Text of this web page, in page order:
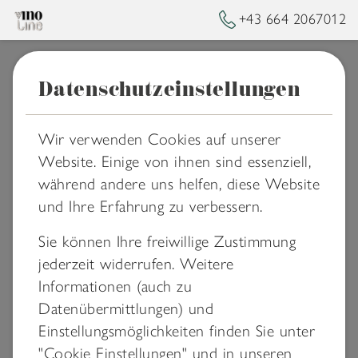
+43 664 2067012
➥ZURÜCK ZUR STARTSEITE
Für Gastronomie
Schaffe
Erinnerungswerte
Von Dir bis Daheim, durch wertvolle
Zusatzverkäufe in Deinem Hotel Online
Shop.
Datenschutzeinstellungen
Wir verwenden Cookies auf unserer
Website. Einige von ihnen sind essenziell,
während andere uns helfen, diese Website
und Ihre Erfahrung zu verbessern.
Sie können Ihre freiwillige Zustimmung
jederzeit widerrufen. Weitere
Informationen (auch zu
Datenübermittlungen) und
Einstellungsmöglichkeiten finden Sie unter
"Cookie Einstellungen" und in unseren